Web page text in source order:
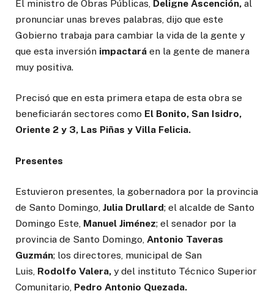
El ministro de Obras Públicas, Deligne Ascención, al
pronunciar unas breves palabras, dijo que este
Gobierno trabaja para cambiar la vida de la gente y
que esta inversión impactará en la gente de manera
muy positiva.
Precisó que en esta primera etapa de esta obra se
beneficiarán sectores como El Bonito, San Isidro,
Oriente 2 y 3, Las Piñas y Villa Felicia.
Presentes
Estuvieron presentes, la gobernadora por la provincia
de Santo Domingo, Julia Drullard; el alcalde de Santo
Domingo Este, Manuel Jiménez; el senador por la
provincia de Santo Domingo, Antonio Taveras
Guzmán; los directores, municipal de San
Luis, Rodolfo Valera, y del instituto Técnico Superior
Comunitario, Pedro Antonio Quezada.